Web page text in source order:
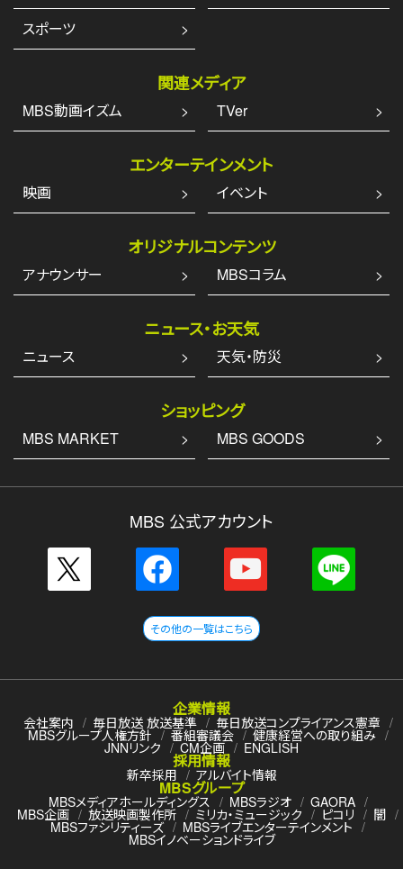
スポーツ
関連メディア
MBS動画イズム TVer
エンターテインメント
映画 イベント
オリジナルコンテンツ
アナウンサー MBSコラム
ニュース・お天気
ニュース 天気・防災
ショッピング
MBS MARKET MBS GOODS
MBS 公式アカウント
その他の一覧はこちら
企業情報
会社案内 毎日放送 放送基準 毎日放送コンプライアンス憲章
MBSグループ人権方針 番組審議会 健康経営への取り組み
JNNリンク CM企画 ENGLISH
採用情報
新卒採用 アルバイト情報
MBSグループ
MBSメディアホールディングス MBSラジオ GAORA
MBS企画 放送映画製作所 ミリカ・ミュージック ピコリ 闇
MBSファシリティーズ MBSライブエンターテインメント
MBSイノベーションドライブ